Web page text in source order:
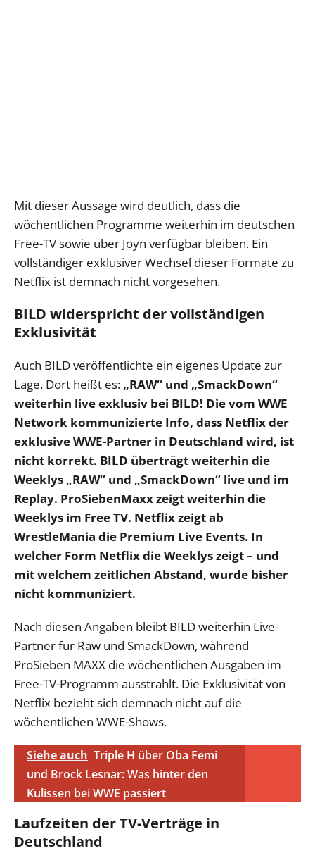
Mit dieser Aussage wird deutlich, dass die
wöchentlichen Programme weiterhin im deutschen
Free-TV sowie über Joyn verfügbar bleiben. Ein
vollständiger exklusiver Wechsel dieser Formate zu
Netflix ist demnach nicht vorgesehen.
BILD widerspricht der vollständigen
Exklusivität
Auch BILD veröffentlichte ein eigenes Update zur
Lage. Dort heißt es: „RAW“ und „SmackDown“
weiterhin live exklusiv bei BILD! Die vom WWE
Network kommunizierte Info, dass Netflix der
exklusive WWE-Partner in Deutschland wird, ist
nicht korrekt. BILD überträgt weiterhin die
Weeklys „RAW“ und „SmackDown“ live und im
Replay. ProSiebenMaxx zeigt weiterhin die
Weeklys im Free TV. Netflix zeigt ab
WrestleMania die Premium Live Events. In
welcher Form Netflix die Weeklys zeigt – und
mit welchem zeitlichen Abstand, wurde bisher
nicht kommuniziert.
Nach diesen Angaben bleibt BILD weiterhin Live-
Partner für Raw und SmackDown, während
ProSieben MAXX die wöchentlichen Ausgaben im
Free-TV-Programm ausstrahlt. Die Exklusivität von
Netflix bezieht sich demnach nicht auf die
wöchentlichen WWE-Shows.
Siehe auch Triple H über Oba Femi
und Brock Lesnar: Was hinter den
Kulissen bei WWE passiert
Laufzeiten der TV-Verträge in
Deutschland